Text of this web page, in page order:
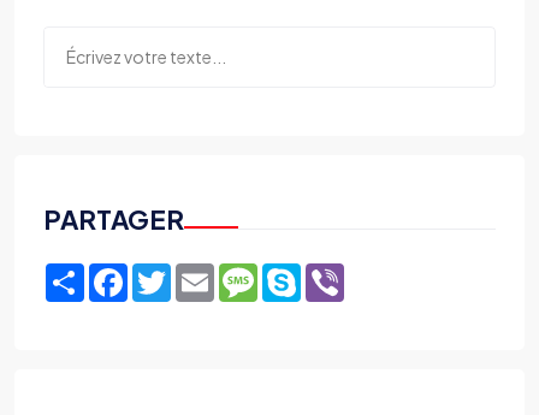
PARTAGER
ShareFacebook
TwitterEmailMessage
Skype